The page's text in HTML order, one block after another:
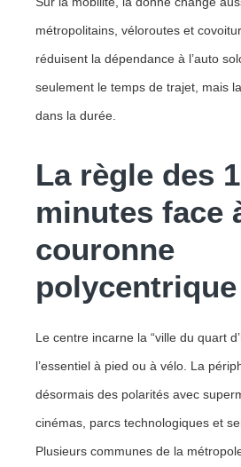
métropolitains, véloroutes et
réduisent la dépendance à l’auto
seulement le temps de trajet, mais
dans la durée.
La règle des
minutes face
couronne
polycentrique
Le centre incarne la “ville du quart
l’essentiel à pied ou à vélo. La
désormais des polarités avec
cinémas, parcs technologiques et
Plusieurs communes de la